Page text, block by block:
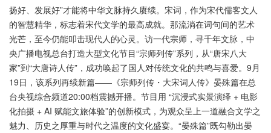
扬好、发展好”才能将中华文脉持久赓续。宋词，作为宋代儒客文人
的智慧精华，标志着宋代文学的最高成就。那流淌在词句间的艺术
光芒，至今仍能叩击现代人的心灵。访一代宗师，寻千年文脉，中
央广播电视总台打造大型文化节目“宗师列传”系列，从“唐宋八大
家”到“大唐诗人传”，成功唤起了国人对传统文化的共鸣与喜爱。9月
19日，该系列再续新篇——《宗师列传・大宋词人传》晏殊篇在总
台央视综合频道20:00档震撼开播。节目用 “沉浸式实景演绎 + 电影
化拍摄 + AI 赋能文旅体验”的创新模式，为观众呈上一道融合文学之
魅力、历史之厚重与时代之温度的文化盛宴。“晏殊篇”既勾勒出晏